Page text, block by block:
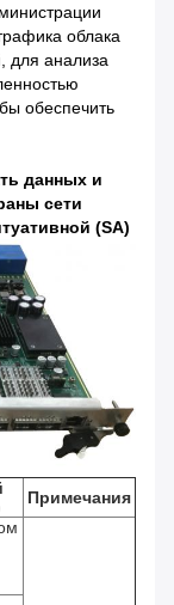
облака
для анализа
обеспечить
данных и
сети
(SA)
Примечания